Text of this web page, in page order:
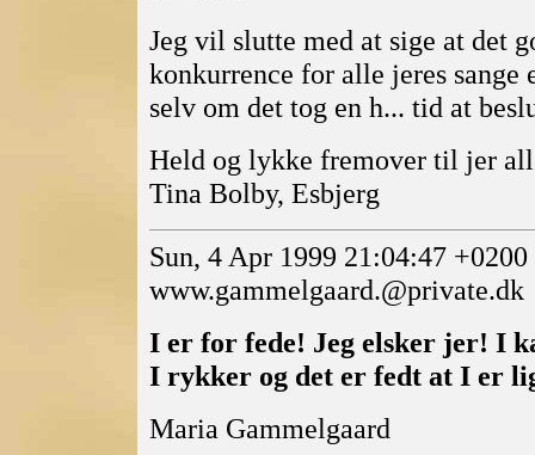
Jeg vil slutte med at sige at det
konkurrence for alle jeres sange
selv om det tog en h... tid at
Held og lykke fremover til jer
Tina Bolby, Esbjerg
Sun, 4 Apr 1999 21:04:47
www.gammelgaard.@private.dk
I er for fede! Jeg elsker jer! I
I rykker og det er fedt at I er
Maria Gammelgaard